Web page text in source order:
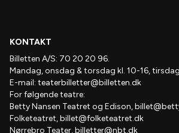
KONTAKT
Billetten A/S: 70 20 20 96.
Mandag, onsdag & torsdag kl. 10-16,
E-mail: teaterbilletter@billetten.dk
For følgende teatre:
Betty Nansen Teatret og Edison,
Folketeatret,billet@folketeatret.dk
Nørrebro Teater,billetter@nbt.dk